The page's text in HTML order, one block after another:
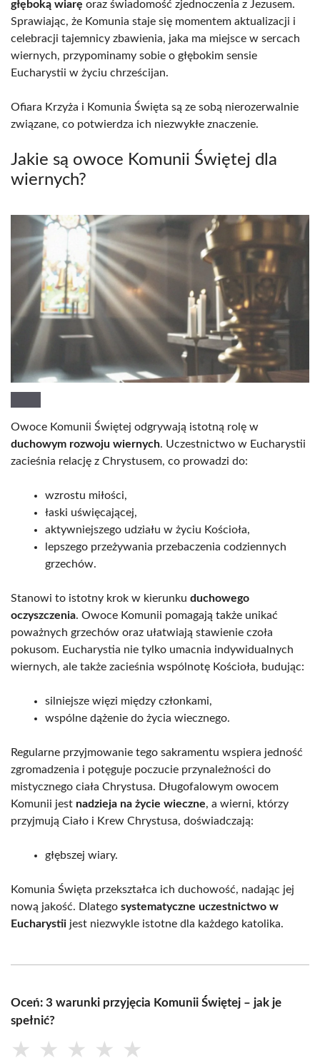
głęboką wiarę oraz świadomość zjednoczenia z Jezusem.
Sprawiając, że Komunia staje się momentem aktualizacji i
celebracji tajemnicy zbawienia, jaka ma miejsce w sercach
wiernych, przypominamy sobie o głębokim sensie
Eucharystii w życiu chrześcijan.
Ofiara Krzyża i Komunia Święta są ze sobą nierozerwalnie
związane, co potwierdza ich niezwykłe znaczenie.
Jakie są owoce Komunii Świętej dla
wiernych?
Owoce Komunii Świętej odgrywają istotną rolę w
duchowym rozwoju wiernych. Uczestnictwo w Eucharystii
zacieśnia relację z Chrystusem, co prowadzi do:
wzrostu miłości,
łaski uświęcającej,
aktywniejszego udziału w życiu Kościoła,
lepszego przeżywania przebaczenia codziennych
grzechów.
Stanowi to istotny krok w kierunku duchowego
oczyszczenia. Owoce Komunii pomagają także unikać
poważnych grzechów oraz ułatwiają stawienie czoła
pokusom. Eucharystia nie tylko umacnia indywidualnych
wiernych, ale także zacieśnia wspólnotę Kościoła, budując:
silniejsze więzi między członkami,
wspólne dążenie do życia wiecznego.
Regularne przyjmowanie tego sakramentu wspiera jedność
zgromadzenia i potęguje poczucie przynależności do
mistycznego ciała Chrystusa. Długofalowym owocem
Komunii jest nadzieja na życie wieczne, a wierni, którzy
przyjmują Ciało i Krew Chrystusa, doświadczają:
głębszej wiary.
Komunia Święta przekształca ich duchowość, nadając jej
nową jakość. Dlatego systematyczne uczestnictwo w
Eucharystii jest niezwykle istotne dla każdego katolika.
Oceń: 3 warunki przyjęcia Komunii Świętej – jak je
spełnić?
★ ★ ★ ★ ★